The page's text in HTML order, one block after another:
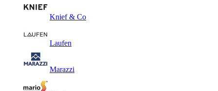
Knief & Co
Laufen
Marazzi